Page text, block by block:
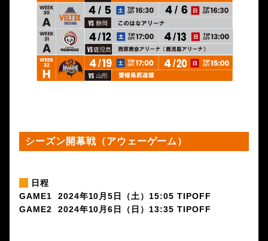
シーズン開幕戦（アウェーゲーム）
日程
GAME1 2024年10月5日（土）15:05 TIPOFF
GAME2 2024年10月6日（日）13:35 TIPOFF